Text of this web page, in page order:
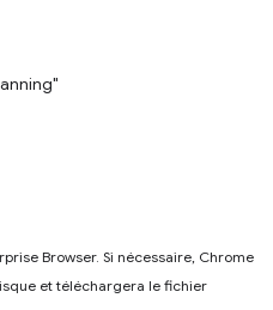
Browser. Si nécessaire, Chrome
et téléchargera le fichier